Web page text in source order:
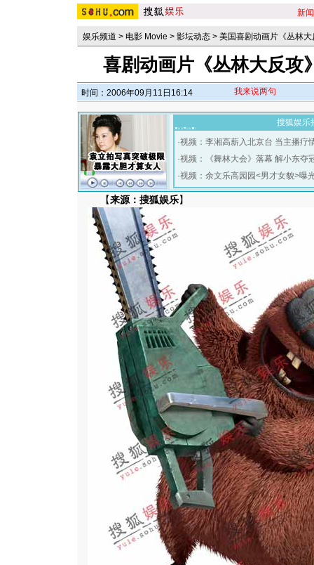
新闻
娱乐频道 > 电影 Movie > 影坛动态 > 美国喜剧动画片《丛林大
喜剧动画片《丛林大反攻
时间：2006年09月11日16:14 我来说两句
搜狐娱乐
·视频：李湘高薪入北京台 当主播疗
·视频：《舞林大会》落幕 解小东夺
·视频：余文乐高园园<男才女貌>曝
【来源：搜狐娱乐】